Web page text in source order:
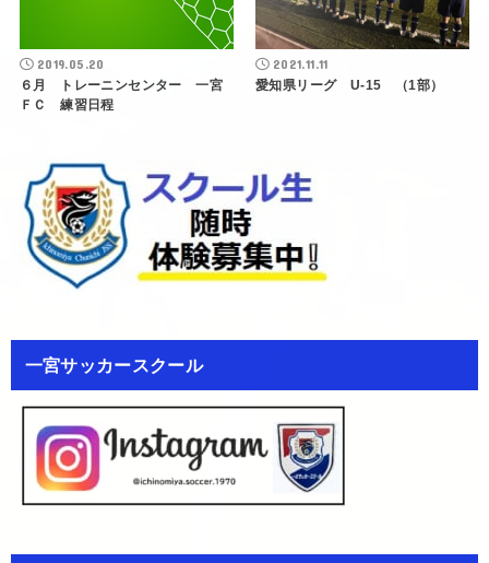
2019.05.20
６月 トレーニンセンター 一宮
ＦＣ 練習日程
2021.11.11
愛知県リーグ U-15 （1部）
一宮サッカースクール